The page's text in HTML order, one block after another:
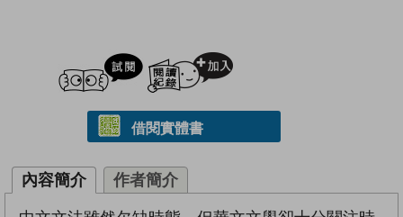
試閲
借閱實體書
內容簡介 作者簡介